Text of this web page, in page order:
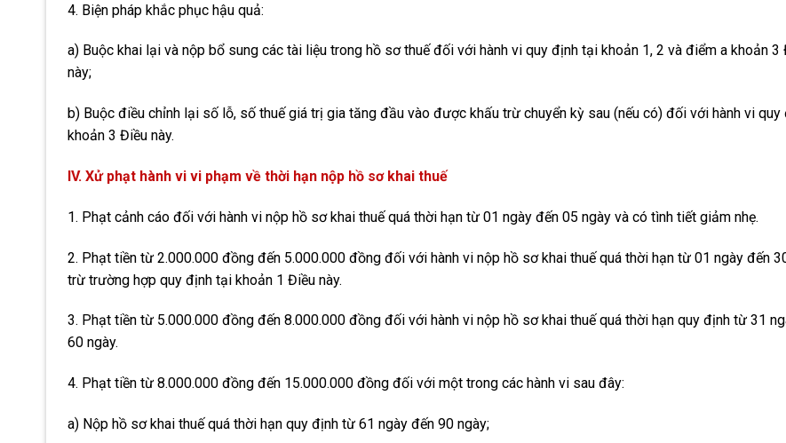
4. Biện pháp khắc phục hậu quả:
a) Buộc khai lại và nộp bổ sung các tài liệu trong hồ sơ thuế đối với hành vi quy định tại khoản 1, 2 và điểm a khoản 3
này;
b) Buộc điều chỉnh lại số lỗ, số thuế giá trị gia tăng đầu vào được khấu trừ chuyển kỳ sau (nếu có) đối với hành vi quy
khoản 3 Điều này.
IV. Xử phạt hành vi vi phạm về thời hạn nộp hồ sơ khai thuế
1. Phạt cảnh cáo đối với hành vi nộp hồ sơ khai thuế quá thời hạn từ 01 ngày đến 05 ngày và có tình tiết giảm nhẹ.
2. Phạt tiền từ 2.000.000 đồng đến 5.000.000 đồng đối với hành vi nộp hồ sơ khai thuế quá thời hạn từ 01 ngày đến
trừ trường hợp quy định tại khoản 1 Điều này.
3. Phạt tiền từ 5.000.000 đồng đến 8.000.000 đồng đối với hành vi nộp hồ sơ khai thuế quá thời hạn quy định từ 31
60 ngày.
4. Phạt tiền từ 8.000.000 đồng đến 15.000.000 đồng đối với một trong các hành vi sau đây:
a) Nộp hồ sơ khai thuế quá thời hạn quy định từ 61 ngày đến 90 ngày;